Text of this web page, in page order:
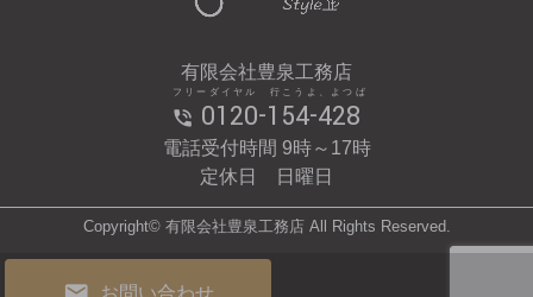
お問い合わせ
有限会社豊泉工務店
0120-154-428
フリーダイヤル 行こうよ、よつば
電話受付時間 9時～17時
定休日 日曜日
Copyright© 有限会社豊泉工務店 All Rights Reserved.